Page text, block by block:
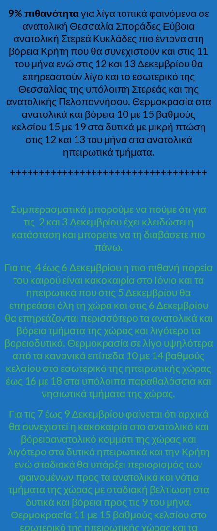
9% πιθανότηταγια λίγα τοπικά φαινόμενα σε
ανατολική Θεσσαλία Σποράδες Εύβοια
ανατολική Στερεά Κυκλάδες πιο έντονα στη
βόρεια Κρήτη που θα συνεχιστούν και στις 11
του μήνα ενώ στις 12 και 13 Δεκεμβρίου θα
επηρεαστούν λίγο και το εσωτερικό της
Θεσσαλίας της υπόλοιπη Στερεάς και της
ανατολικής Πελοποννήσου. Θερμοκρασία στα
ανατολικά και βόρεια 10 με 15 βαθμούς
κελσίου 15 με 19 στα δυτικά με μικρή πτώση
στις 12 και 13 του μήνα στα ανατολικά
ηπειρωτικά τμήματα.
++++++++++++++++++++++++++++++++++
Συμπερασματικά μπορούμε να πούμε ότι για
τις 2 και 3 Δεκεμβρίου έχει κλειδώσει η
κατάσταση και μπορείτε να τη διαβάσετε πιο
πάνω.
Για τις 4 έως 6 Δεκεμβρίου η πιο πιθανή πορεία
του καιρού είναι κακοκαιρία στο Ιόνιο και τα
ηπειρωτικά που στις 5 Δεκεμβρίου θα
επηρεάσει όλη τη χώρα και στις 6 Δεκεμβρίου
θα επηρεάζονται περισσότερο τα ανατολικά και
βόρεια τμήματα της χώρας και λιγότερο τα
βορειοδυτικά. Θερμοκρασία σε λίγο υψηλότερα
από τα κανονικά επίπεδα 10 με 14 βαθμούς
κελσίου στο εσωτερικό της ηπειρωτικής χώρας
έως 16 με 18 στα υπόλοιπα παραθαλάσσια και
νησιωτικά τμήματα της χώρας.
Για τις 7 έως 9 Δεκεμβρίου φαίνεται ότι αρχικά
θα συνεχιστεί η κακοκαιρία στο ανατολικό και
βόρειοανατολικό κομμάτι της χώρας και
λιγότερο στα δυτικά ηπειρωτικά και την Κρήτη
ενώ σταδιακά θα υπάρξει περιορισμός των
φαινομένων προς τα ανατολικά και νότια
τμήματα της χώρας με σταδιακή βελτίωση στα
δυτικά και βόρεια προς τις 9 του μήνα.
Θερμοκρασία 11 με 15 βαθμούς κελσίου στο
εσωτερικό της ηπειρωτικής χώρας και τα